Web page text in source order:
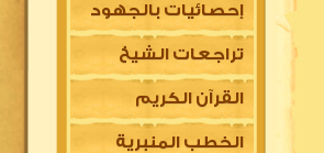
إحصائيات بالجهود
تراجعات الشيخ
القرآن الكريم
الخطب المنبرية